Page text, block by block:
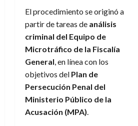
El procedimiento se originó a
partir de tareas de análisis
criminal del Equipo de
Microtráfico de la Fiscalía
General , en línea con los
objetivos del Plan de
Persecución Penal del
Ministerio Público de la
Acusación (MPA)